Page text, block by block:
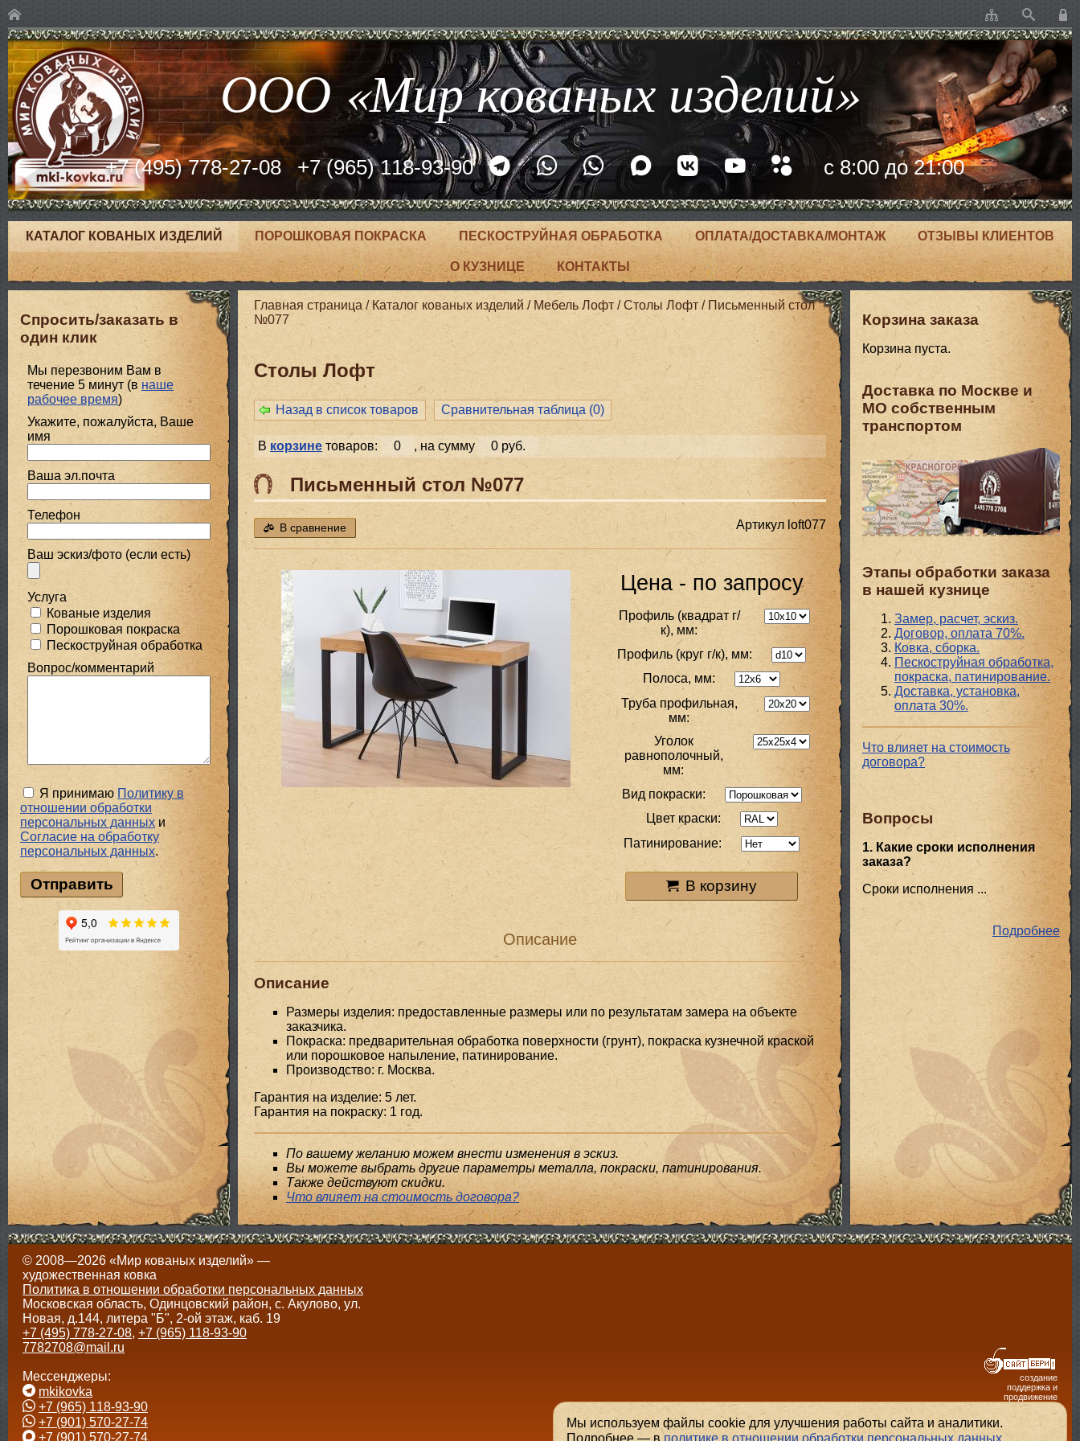
ООО «Мир кованых изделий»
+7 (495) 778-27-08 +7 (965) 118-93-90 с 8:00 до 21:00
КАТАЛОГ КОВАНЫХ ИЗДЕЛИЙ ПОРОШКОВАЯ ПОКРАСКА ПЕСКОСТРУЙНАЯ ОБРАБОТКА ОПЛАТА/ДОСТАВКА/МОНТАЖ ОТЗЫВЫ КЛИЕНТОВ
О КУЗНИЦЕ КОНТАКТЫ
Главная страница / Каталог кованых изделий / Мебель Лофт /Столы Лофт / Письменный стол
№077
Столы Лофт
Назад в список товаров Сравнительная таблица (0)
В корзинетоваров: 0 , на сумму 0 руб.
Письменный стол №077
В сравнение Артикул loft077
Цена - по запросу
Профиль (квадрат г/
к), мм:
Профиль (круг г/к), мм:
Полоса, мм:
Труба профильная,
мм:
Уголок
равнополочный,
мм:
Вид покраски:
Цвет краски:
Патинирование:
В корзину
Описание
Описание
Размеры изделия: предоставленные размеры или по результатам замера на объекте
заказчика.
Покраска: предварительная обработка поверхности (грунт), покраска кузнечной краской
или порошковое напыление, патинирование.
Производство: г. Москва.
Гарантия на изделие: 5 лет.
Гарантия на покраску: 1 год.
По вашему желанию можем внести изменения в эскиз.
Вы можете выбрать другие параметры металла, покраски, патинирования.
Также действуют скидки.
Что влияет на стоимость договора?
Спросить/заказать в
один клик
Мы перезвоним Вам в
течение 5 минут (в наше
рабочее время)
Укажите, пожалуйста, Ваше
имя
Ваша эл.почта
Телефон
Ваш эскиз/фото (если есть)
Услуга
Кованые изделия
Порошковая покраска
Пескоструйная обработка
Вопрос/комментарий
Я принимаю Политику в
отношении обработки
персональных данных и
Cогласие на обработку
персональных данных.
Корзина заказа
Корзина пуста.
Доставка по Москве и
МО собственным
транспортом
Этапы обработки заказа
в нашей кузнице
Замер, расчет, эскиз.
Договор, оплата 70%.
Ковка, сборка.
Пескоструйная обработка,
покраска, патинирование.
Доставка, установка,
оплата 30%.
Что влияет на стоимость
договора?
Вопросы
1. Какие сроки исполнения
заказа?
Сроки исполнения ...
Подробнее
© 2008—2026 «Мир кованых изделий» —
художественная ковка
Политика в отношении обработки персональных данных
Московская область, Одинцовский район, с. Акулово, ул.
Новая, д.144, литера "Б", 2-ой этаж, каб. 19
+7 (495) 778-27-08, +7 (965) 118-93-90
7782708@mail.ru
Мессенджеры:
mkikovka
+7 (965) 118-93-90
+7 (901) 570-27-74
+7 (901) 570-27-74
создание
поддержка и
продвижение
сайтов
Мы используем файлы cookie для улучшения работы сайта и аналитики.
Подробнее — в политике в отношении обработки персональных данных